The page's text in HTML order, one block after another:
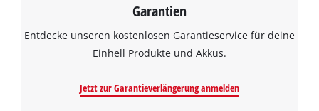
Garantien
Entdecke unseren kostenlosen Garantieservice für deine
Einhell Produkte und Akkus.
Jetzt zur Garantieverlängerung anmelden